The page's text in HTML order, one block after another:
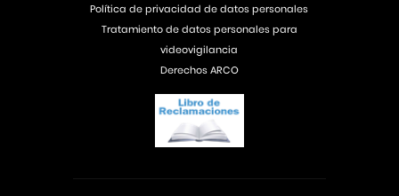
Política de privacidad de datos personales
Tratamiento de datos personales para
videovigilancia
Derechos ARCO